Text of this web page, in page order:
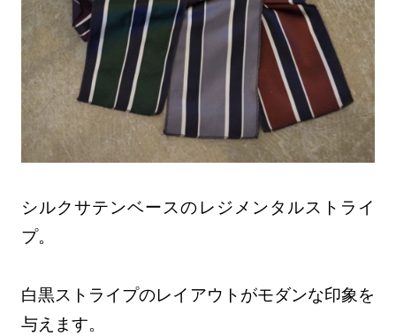
シルクサテンベースのレジメンタルストライ
プ。
白黒ストライプのレイアウトがモダンな印象を
与えます。